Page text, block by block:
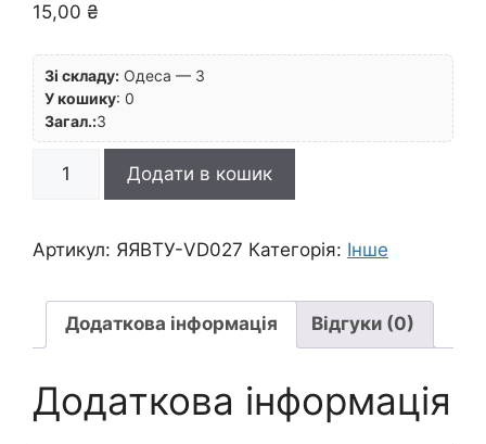
15,00 ₴
Зі складу: Одеса — 3
У кошику: 0
Загал.:3
Фігура
для
СЕРЦЕ
РІЗЬБЛЕНЕ
1
4мм)
Додати в кошик
Артикул: ЯЯВТУ-VD027 Категорія: Інше
Додаткова інформація Відгуки (0)
Додаткова інформація